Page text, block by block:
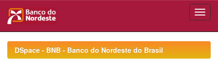
navigationDSpace - BNB - Banco do Nordeste do Brasil